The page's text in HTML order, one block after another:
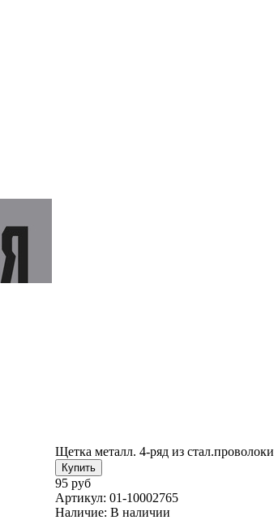
Щетка металл. 4-ряд из стал.проволоки
95 руб
Артикул: 01-10002765
Наличие: В наличии